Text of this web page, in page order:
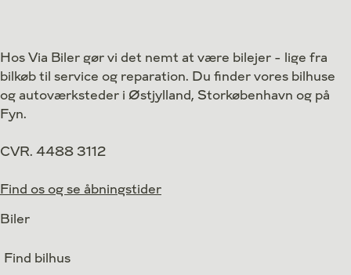
Lokation
Valby
Kontant
319.900
Lokation
Kontant
Hos Via Biler gør vi det nemt at være bilejer - lige fra
bilkøb til service og reparation. Du finder vores bilhuse
og autoværksteder i Østjylland, Storkøbenhavn og på
Fyn.
CVR. 4488 3112
Find os og se åbningstider
Biler
Find bilhus